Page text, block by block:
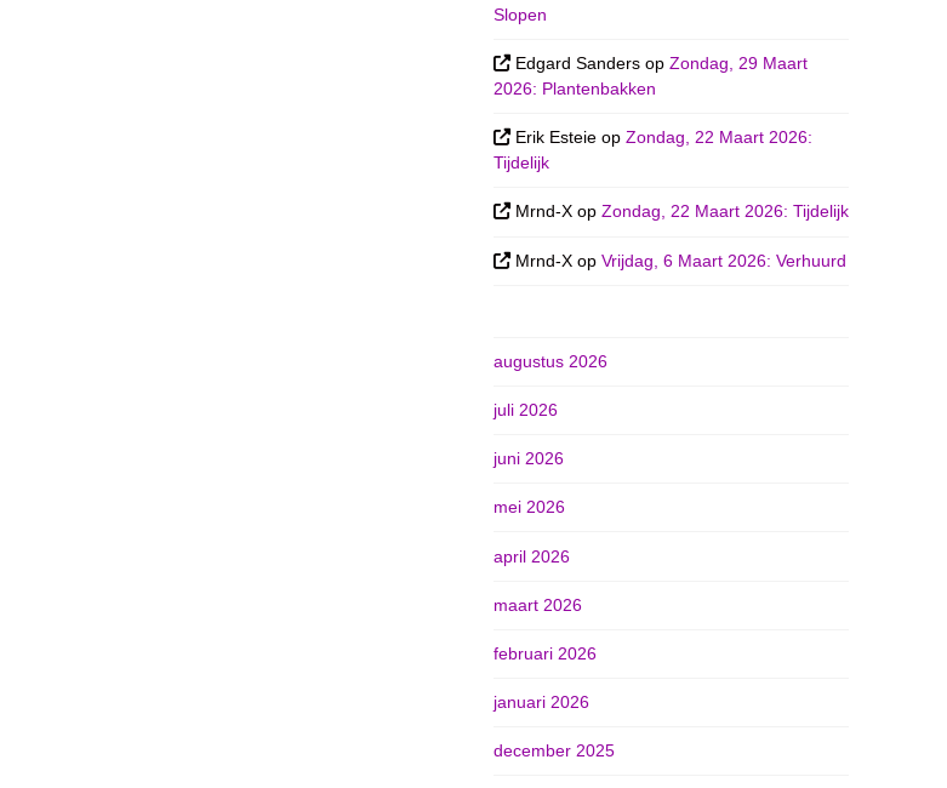
Slopen
Edgard Sanders opZondag, 29 Maart
2026: Plantenbakken
Erik Esteie opZondag, 22 Maart 2026:
Tijdelijk
Mrnd-X opZondag, 22 Maart 2026: Tijdelijk
Mrnd-X opVrijdag, 6 Maart 2026: Verhuurd
augustus 2026
juli 2026
juni 2026
mei 2026
april 2026
maart 2026
februari 2026
januari 2026
december 2025